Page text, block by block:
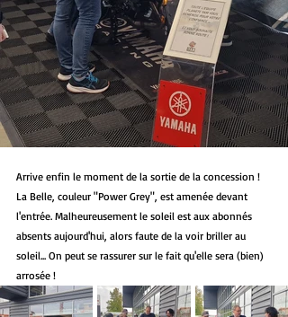
Arrive enfin le moment de la sortie de la concession !
La Belle, couleur "Power Grey", est amenée devant
l'entrée. Malheureusement le soleil est aux abonnés
absents aujourd'hui, alors faute de la voir briller au
soleil... On peut se rassurer sur le fait qu'elle sera (bien)
arrosée !